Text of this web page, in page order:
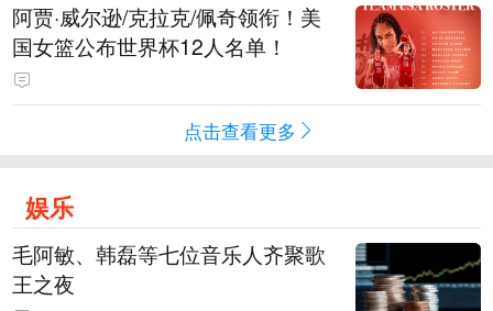
阿贾·威尔逊/克拉克/佩奇领衔！美
国女篮公布世界杯12人名单！
点击查看更多
娱乐
毛阿敏、韩磊等七位音乐人齐聚歌
王之夜